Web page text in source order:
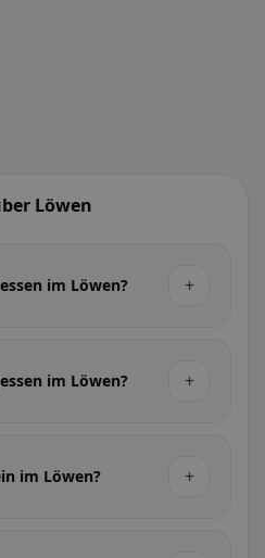
Löwen
im Löwen? +
im Löwen? +
im Löwen? +